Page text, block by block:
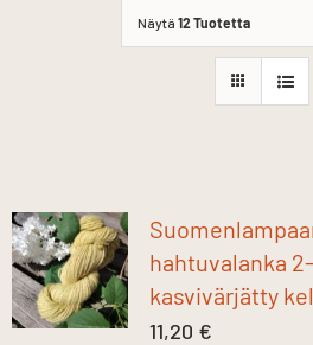
Näytä 12 Tuotetta
hahtuvalanka
kasvivärjätty
11,20 €